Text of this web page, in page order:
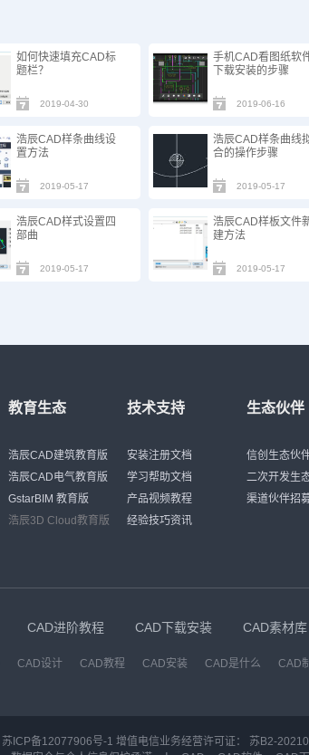
如何快速填充CAD标
题栏？
2019-04-30
手机CAD看图纸软
下载安装的步骤
2019-06-16
浩辰CAD样条曲线设
置方法
2019-05-17
浩辰CAD样条曲线
合的操作步骤
2019-05-17
浩辰CAD样式设置四
部曲
2019-05-17
浩辰CAD样板文件
建方法
2019-05-17
教育生态
浩辰CAD建筑教育版
浩辰CAD电气教育版
GstarBIM 教育版
浩辰3D Cloud教育版
技术支持
安装注册文档
学习帮助文档
产品视频教程
经验技巧资讯
生态伙伴
信创生态伙
二次开发生
渠道伙伴招
CAD进阶教程 CAD下载安装 CAD素材库
CAD设计 CAD教程 CAD安装 CAD是什么 CAD
苏ICP备12077906号-1 增值电信业务经营许可证： 苏B2-